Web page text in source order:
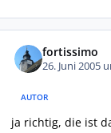
fortissimo
26. Juni 2005
AUTOR
ja richtig, die ist